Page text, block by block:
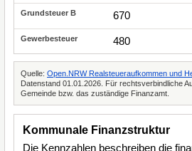
670
480
Quelle: Open.NRW Realsteueraufkommen und
Datenstand 01.01.2026. Für rechtsverbindliche
Gemeinde bzw. das zuständige Finanzamt.
Kommunale Finanzstruktur
Die Kennzahlen beschreiben die